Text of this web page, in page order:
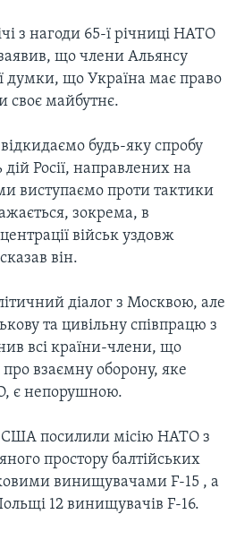
з нагоди 65-ї річниці НАТО
що члени Альянсу
думки, що Україна має право
своє майбутнє.
будь-яку спробу
Росії, направлених на
виступаємо проти тактики
зокрема, в
військ уздовж
він.
діалог з Москвою, але
та цивільну співпрацю з
всі країни-члени, що
взаємну оборону, яке
є непорушною.
посилили місію НАТО з
простору балтійських
винищувачами F-15 , а
12 винищувачів F-16.